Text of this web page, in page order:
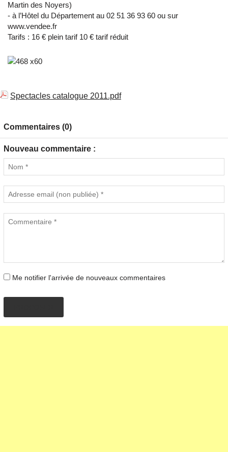
Martin des Noyers)
- à l’Hôtel du Département au 02 51 36 93 60 ou sur
www.vendee.fr
Tarifs : 16 € plein tarif 10 € tarif réduit
Spectacles catalogue 2011.pdf
Commentaires (0)
Nouveau commentaire :
Me notifier l'arrivée de nouveaux commentaires